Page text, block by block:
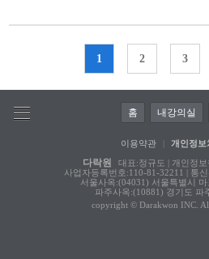
1 2 3
홈 내강의실
이용약관 개인정보
다락원
대표:정규도 | 개인정
사업자등록번호:110-81-32211 | 통
서울사옥:(04031) 서울특별시
파주사옥:(10881) 경기도 파
copyright © Darakwon INC.